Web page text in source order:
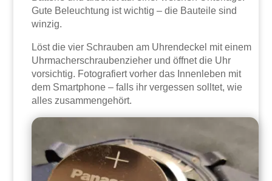
Gute Beleuchtung ist wichtig – die Bauteile sind
winzig.
Löst die vier Schrauben am Uhrendeckel mit einem
Uhrmacherschraubenzieher und öffnet die Uhr
vorsichtig. Fotografiert vorher das Innenleben mit
dem Smartphone – falls ihr vergessen solltet, wie
alles zusammengehört.